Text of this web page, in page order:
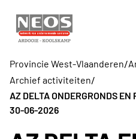
Provincie West-Vlaanderen/
Archief activiteiten/
AZ DELTA ONDERGRONDS
30-06-2026